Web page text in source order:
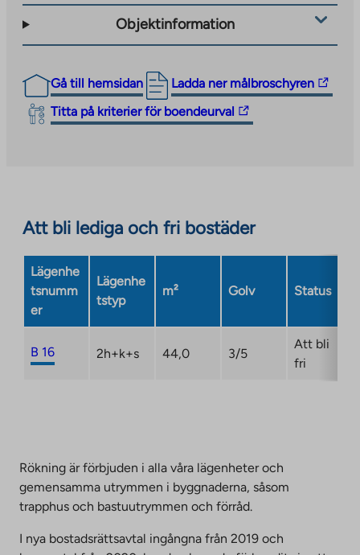
Objektinformation
Gå till hemsidan Ladda ner målbroschyren
The
link
takes
site.
Link
opens
a
Titta på kriterier för boendeurval
The
link
external
Link
opens
a
tab
Att bli lediga och fri bostäder
Lägenhe
tsnumm
er
Lägenhe
tstyp
m² Golv Status
B 16 2h+k+s 44,0 3/5
Att bli
fri
Rökning är förbjuden i alla våra lägenheter och
gemensamma utrymmen i byggnaderna, såsom
trapphus och bastuutrymmen och förråd.
I nya bostadsrättsavtal ingångna från 2019 och